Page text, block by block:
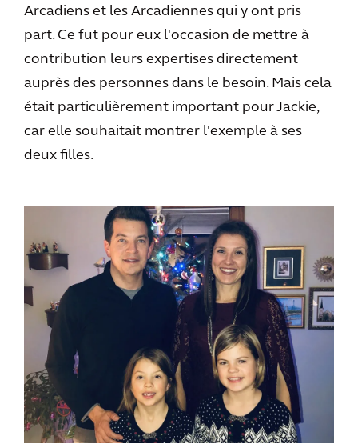
Arcadiens et les Arcadiennes qui y ont pris
part. Ce fut pour eux l'occasion de mettre à
contribution leurs expertises directement
auprès des personnes dans le besoin. Mais cela
était particulièrement important pour Jackie,
car elle souhaitait montrer l'exemple à ses
deux filles.